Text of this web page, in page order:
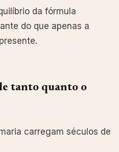
da fórmula
do que apenas a
tanto quanto o
carregam séculos de